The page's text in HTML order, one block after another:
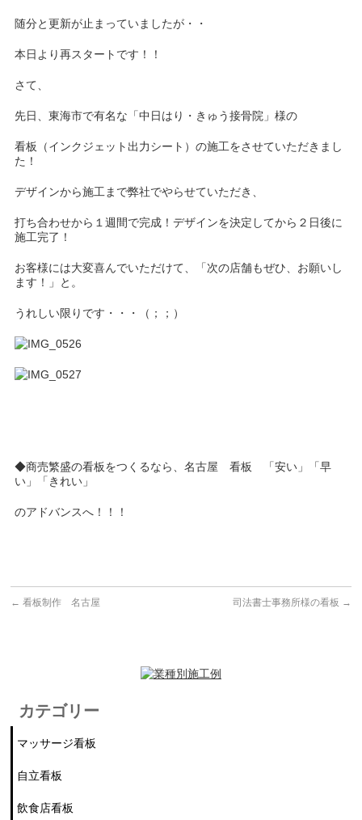
随分と更新が止まっていましたが・・
本日より再スタートです！！
さて、
先日、東海市で有名な「中日はり・きゅう接骨院」様の
看板（インクジェット出力シート）の施工をさせていただきまし
た！
デザインから施工まで弊社でやらせていただき、
打ち合わせから１週間で完成！デザインを決定してから２日後に
施工完了！
お客様には大変喜んでいただけて、「次の店舗もぜひ、お願いし
ます！」と。
うれしい限りです・・・（；；）
◆商売繁盛の看板をつくるなら、名古屋 看板 「安い」「早
い」「きれい」
のアドバンスへ！！！
← 看板制作 名古屋 司法書士事務所様の看板 →
カテゴリー
マッサージ看板
自立看板
飲食店看板